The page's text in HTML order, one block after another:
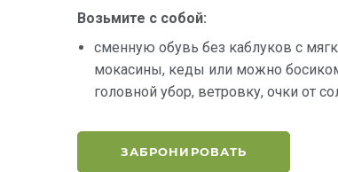
Возьмите с собой:
сменную обувь без каблуков с
мокасины, кеды или можно
головной убор, ветровку, очки от
ЗАБРОНИРОВАТЬ